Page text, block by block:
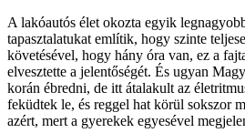
A lakóautós élet okozta egyik
tapasztalatukat említik, hogy szinte
követésével, hogy hány óra van, ez a
elvesztette a jelentőségét. És ugyan
korán ébredni, de itt átalakult az
feküdtek le, és reggel hat körül sokszor
azért, mert a gyerekek egyesével